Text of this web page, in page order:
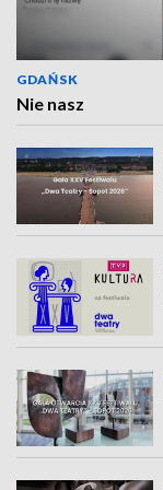
GDAŃSK
Nie nasz